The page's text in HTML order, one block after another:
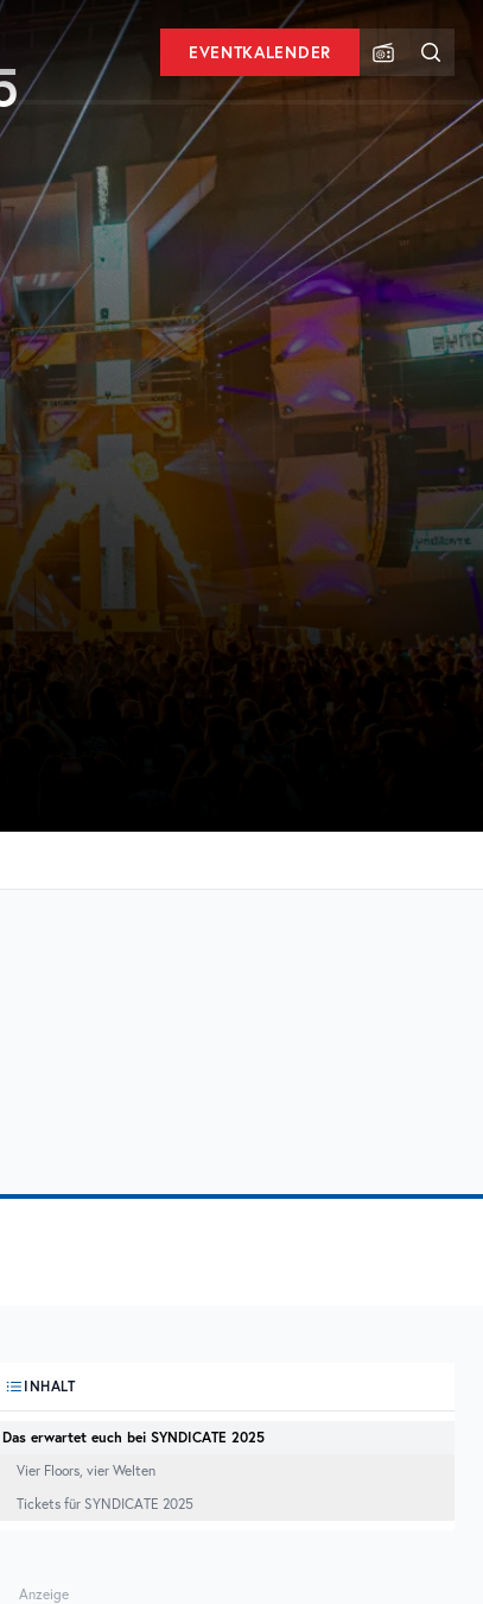
EVENTKALENDER
INHALT
Das erwartet euch bei SYNDICATE 2025
Vier Floors, vier Welten
Tickets für SYNDICATE 2025
Anzeige